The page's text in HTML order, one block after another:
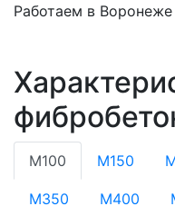
Работаем в
М100 М150
М350 М400